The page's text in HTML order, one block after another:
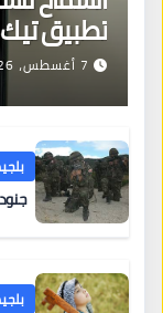
تطبيق
7 أغسطس، 2026